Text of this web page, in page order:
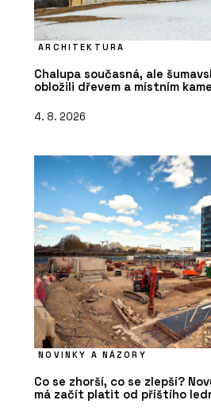
ARCHITEKTURA
Chalupa současná, ale
obložili dřevem a místním
4. 8. 2026
NOVINKY A NÁZORY
Co se zhorší, co se zlepší?
má začít platit od příštího